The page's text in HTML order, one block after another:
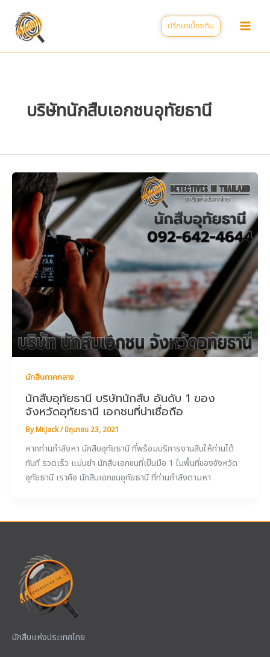
content
ปรึกษาเบื้องต้น
บริษัทนักสืบเอกชนอุทัยธานี
นักสืบภาคกลาง
นักสืบอุทัยธานี บริษัทนักสืบ อันดับ 1 ของ
จังหวัดอุทัยธานี เอกชนที่น่าเชื่อถือ
ByMr.Jack/มิถุนายน 23, 2021
หากท่านกำลังหา นักสืบอุทัยธานี ที่พร้อมบริการงานสืบให้ท่านได้
ทันที รวดเร็ว แม่นยำ นักสืบเอกชนที่เป็นมือ 1 ในพื้นที่ของจังหวัด
อุทัยธานี เราคือ นักสืบเอกชนอุทัยธานี ที่ท่านกำลังตามหา
นักสืบแห่งประเทศไทย